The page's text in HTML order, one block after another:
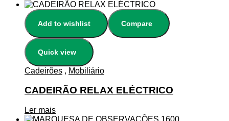
Add to wishlist Compare
Quick view
Cadeirões , Mobiliário
CADEIRÃO RELAX ELÉCTRICO
Ler mais